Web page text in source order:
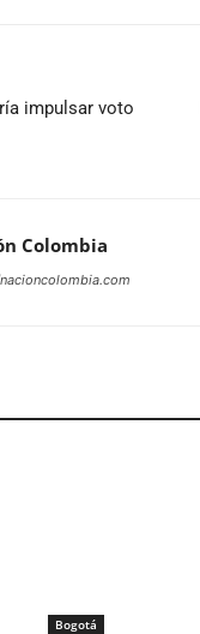
impulsar voto
Colombia
Bogotá